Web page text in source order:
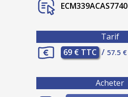
ECM339ACAS7740
Tarif
69 € TTC / 57.5
Acheter